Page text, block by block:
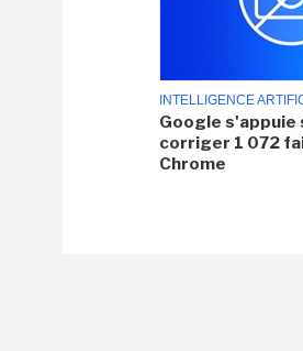
INTELLIGENCE
Google s'appuie
corriger 1 072
Chrome